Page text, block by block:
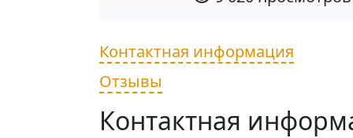
Контактная информация
Отзывы
Контактная